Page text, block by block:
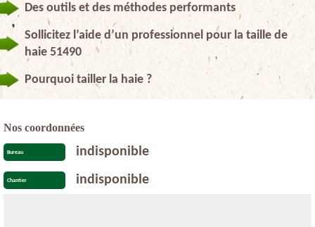
Des outils et des méthodes performants
Sollicitez l’aide d’un professionnel pour la taille de
haie 51490
Pourquoi tailler la haie ?
Nos coordonnées
Bureau indisponible
Chantier indisponible